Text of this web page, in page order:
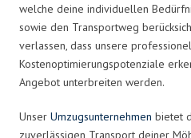
welche deine individuellen
sowie den Transportweg
verlassen, dass unsere
Kostenoptimierungspotenziale
Angebot unterbreiten werden.
Unser Umzugsunternehmen bietet
zuverlässigen Transport deiner